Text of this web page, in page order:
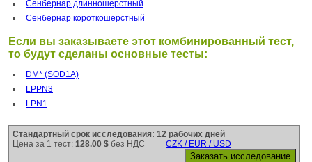
Сенбернар длинношерстный
Сенбернар короткошерстный
Если вы заказываете этот комбинированный тест,
то будут сделаны основные тесты:
DM* (SOD1A)
LPPN3
LPN1
Стандартный срок исследования: 12 рабочих дней
Цена за 1 тест: 128.00 $ без НДС CZK / EUR / USD